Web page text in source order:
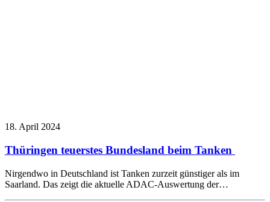
18. April 2024
Thüringen teuerstes Bundesland beim Tanken
Nirgendwo in Deutschland ist Tanken zurzeit günstiger als im
Saarland. Das zeigt die aktuelle ADAC-Auswertung der…